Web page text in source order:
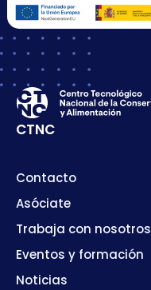
CTNC
Contacto
Asóciate
Trabaja con nosotros
Eventos y formación
Noticias